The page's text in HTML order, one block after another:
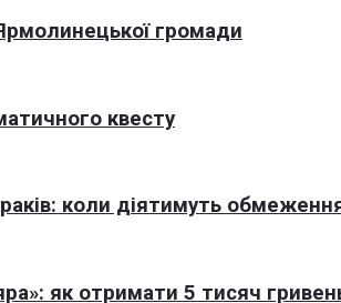
Ярмолинецької громади
квесту
коли діятимуть
як отримати 5 тисяч